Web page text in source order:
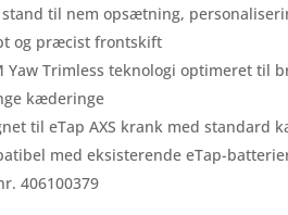
stand til nem opsætning,
og præcist frontskift
Yaw Trimless teknologi optimeret til
kæderinge
til eTap AXS krank med standard
med eksisterende eTap-
406100379